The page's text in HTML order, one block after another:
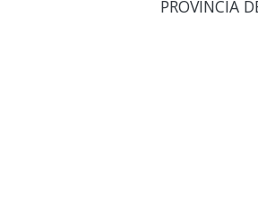
PROVINCIA